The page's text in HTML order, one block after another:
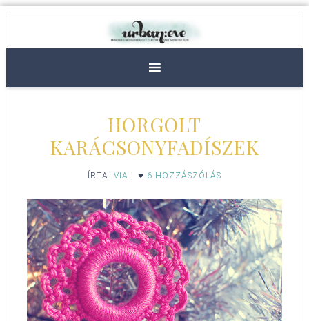
HORGOLT
KARÁCSONYFADÍSZEK
ÍRTA: VIA 6 HOZZÁSZÓLÁS